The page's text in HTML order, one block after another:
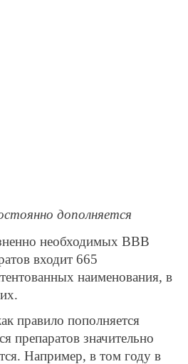
дополняется
необходимых ВВВ
входит 665
наименования, в
правило пополняется
препаратов значительно
Например, в том году в